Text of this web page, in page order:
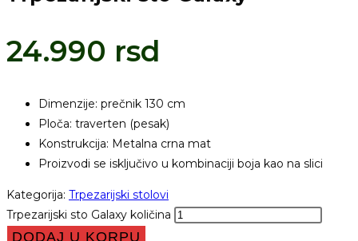
24.990 rsd
Dimenzije: prečnik 130 cm
Ploča: traverten (pesak)
Konstrukcija: Metalna crna mat
Proizvodi se isključivo u kombinaciji boja kao na slici
Kategorija: Trpezarijski stolovi
Trpezarijski sto Galaxy količina
DODAJ U KORPU